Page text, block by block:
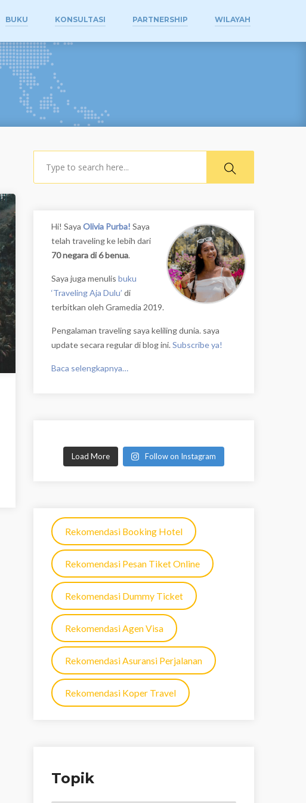
BUKU KONSULTASI PARTNERSHIP WILAYAH
Hi! Saya Olivia Purba! Saya
telah traveling ke lebih dari
70 negara di 6 benua.
Saya juga menulis buku
‘Traveling Aja Dulu’ di
terbitkan oleh Gramedia 2019.
Pengalaman traveling saya keliling dunia. saya
update secara regular di blog ini. Subscribe ya!
Baca selengkapnya…
Load More Follow on Instagram
Rekomendasi Booking Hotel
Rekomendasi Pesan Tiket Online
Rekomendasi Dummy Ticket
Rekomendasi Agen Visa
Rekomendasi Asuransi Perjalanan
Rekomendasi Koper Travel
Topik